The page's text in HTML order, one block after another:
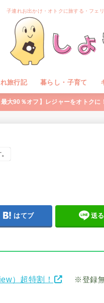
子連れお出かけ・オトクに旅する・フェ
旅行記 暮らし・子育て
最大90％オフ】レジャーをオトク
はてブ 送る
）超特割！
※登録